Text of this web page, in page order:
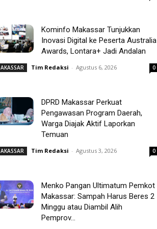
Kominfo Makassar Tunjukkan
Inovasi Digital ke Peserta Australia
Awards, Lontara+ Jadi Andalan
Tim Redaksi - Agustus 6, 2026 0
DPRD Makassar Perkuat
Pengawasan Program Daerah,
Warga Diajak Aktif Laporkan
Temuan
Tim Redaksi - Agustus 3, 2026 0
Menko Pangan Ultimatum Pemkot
Makassar: Sampah Harus Beres 2
Minggu atau Diambil Alih
Pemprov...